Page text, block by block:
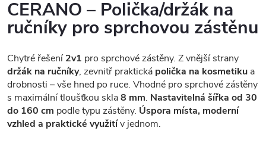
CERANO – Polička/držák na
ručníky pro sprchovou zástěnu
Chytré řešení2v1 pro sprchové zástěny. Z vnější strany
držák na ručníky, zevnitř praktická polička na kosmetiku a
drobnosti – vše hned po ruce. Vhodné pro sprchové zástěny
s maximální tloušťkou skla8 mm. Nastavitelná šířka od 30
do 160 cm podle typu zástěny. Úspora místa, moderní
vzhled a praktické využitív jednom.